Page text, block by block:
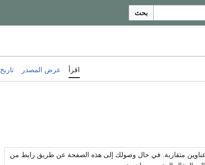
بحث
اقرأ عرض المصدر تاريخ
متقاربة. في حال وصولك إلى هذه الصفحة عن طريق رابط من